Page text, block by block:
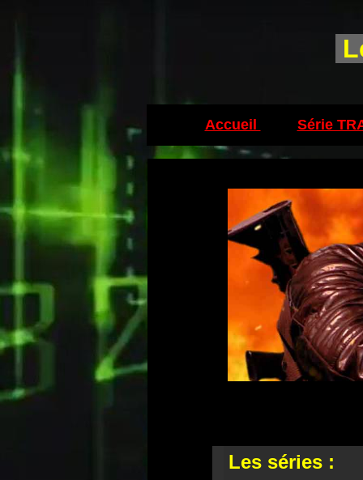
Accueil Série
Les séries :